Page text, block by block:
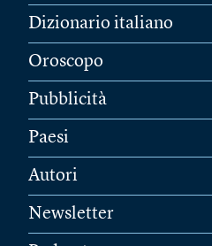
Dizionario italiano
Oroscopo
Pubblicità
Paesi
Autori
Newsletter